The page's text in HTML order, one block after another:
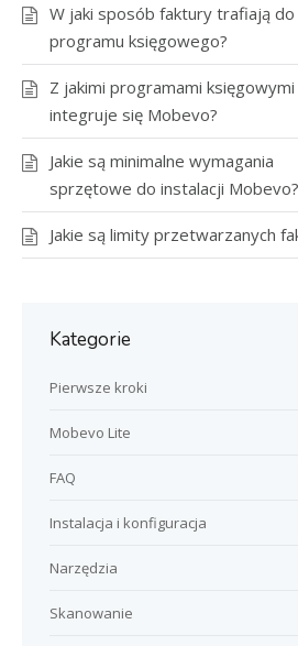
W jaki sposób faktury trafiają do
programu księgowego?
Z jakimi programami księgowymi
integruje się Mobevo?
Jakie są minimalne wymagania
sprzętowe do instalacji Mobevo?
Jakie są limity przetwarzanych
Kategorie
Pierwsze kroki
Mobevo Lite
FAQ
Instalacja i konfiguracja
Narzędzia
Skanowanie